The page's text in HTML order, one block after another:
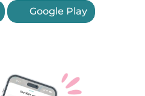
Google Play